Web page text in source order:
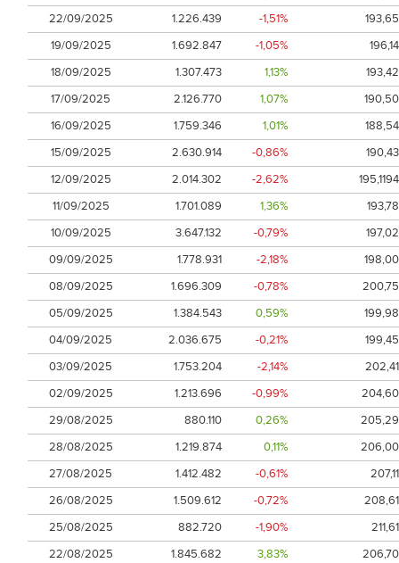
22/09/2025
1.226.439 -1,51%
193,65
19/09/2025
1.692.847 -1,05%
196,14
18/09/2025
1.307.473 1,13%
193,42
17/09/2025
2.126.770 1,07%
190,50
16/09/2025
1.759.346 1,01%
188,54
15/09/2025
2.630.914 -0,86%
190,43
12/09/2025
2.014.302 -2,62%
195,1194
11/09/2025
1.701.089 1,36%
193,78
10/09/2025
3.647.132 -0,79%
197,02
09/09/2025
1.778.931 -2,18%
198,00
08/09/2025
1.696.309 -0,78%
200,75
05/09/2025
1.384.543 0,59%
199,98
04/09/2025
2.036.675 -0,21%
199,45
03/09/2025
1.753.204 -2,14%
202,41
02/09/2025
1.213.696 -0,99%
204,60
29/08/2025
880.110 0,26%
205,29
28/08/2025
1.219.874 0,11%
206,00
27/08/2025
1.412.482 -0,61%
207,11
26/08/2025
1.509.612 -0,72%
208,61
25/08/2025
882.720 -1,90%
211,61
22/08/2025
1.845.682 3,83%
206,70